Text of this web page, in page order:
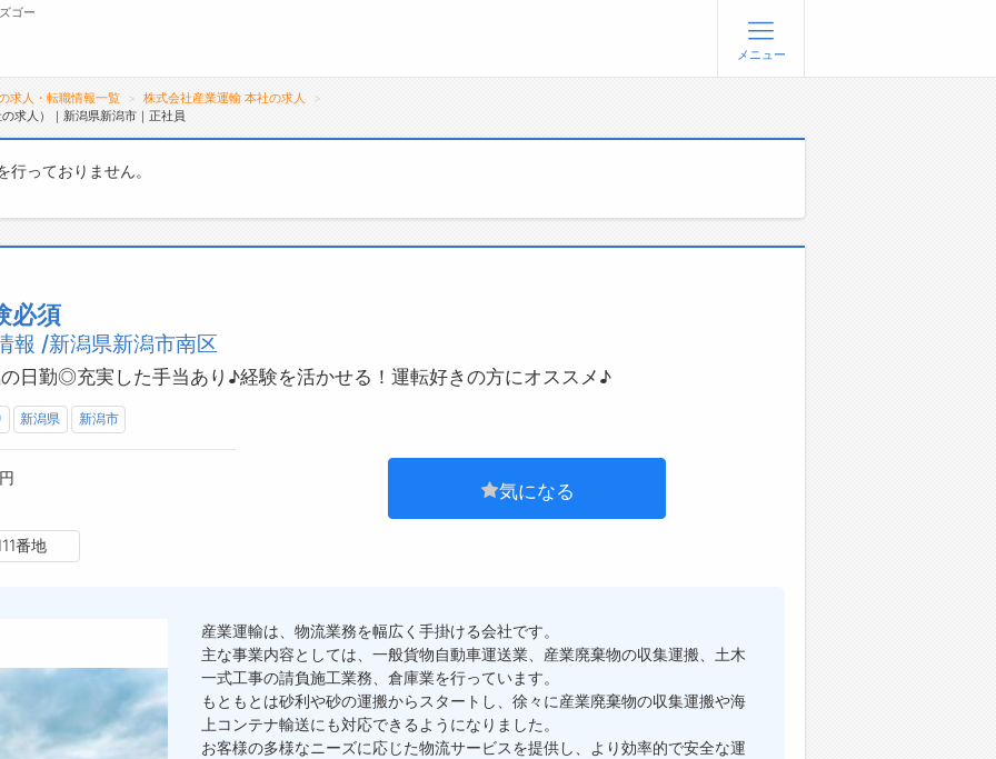
ゴー
メニュー
求人・転職情報一覧
株式会社産業運輸 本社の求人
求人）｜新潟県新潟市｜正社員
っておりません。
必須
報 /新潟県新潟市南区
日勤◎充実した手当あり♪経験を活かせる！運転好きの方にオススメ♪
新潟県 新潟市
番地
気になる
産業運輸は、物流業務を幅広く手掛ける会社です。
主な事業内容としては、一般貨物自動車運送業、産業廃棄物の収集運搬、土木
一式工事の請負施工業務、倉庫業を行っています。
もともとは砂利や砂の運搬からスタートし、徐々に産業廃棄物の収集運搬や海
上コンテナ輸送にも対応できるようになりました。
お客様の多様なニーズに応じた物流サービスを提供し、より効率的で安全な運